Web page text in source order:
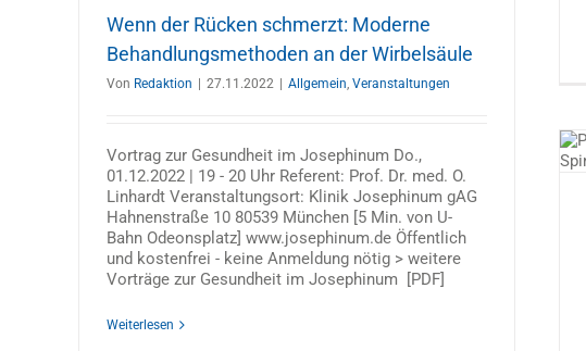
Wenn der Rücken schmerzt: Moderne
Behandlungsmethoden an der Wirbelsäule
Von Redaktion 27.11.2022 Allgemein, Veranstaltungen
Vortrag zur Gesundheit im Josephinum Do.,
01.12.2022 | 19 - 20 Uhr Referent: Prof. Dr. med. O.
Linhardt Veranstaltungsort: Klinik Josephinum gAG
Hahnenstraße 10 80539 München [5 Min. von U-
Bahn Odeonsplatz] www.josephinum.de Öffentlich
und kostenfrei - keine Anmeldung nötig > weitere
Vorträge zur Gesundheit im Josephinum [PDF]
Weiterlesen
Spinalkanalstenose: der Rücken schmerzt,
die Beine versagen
Allgemein Rücken Spinalkanalstenose Veranstaltungen
Vorträge
Wirbelsäule & Rücken